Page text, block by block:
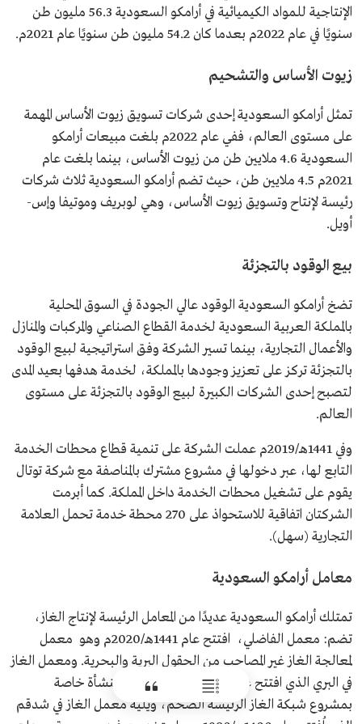
الإنتاجية للمواد الكيميائية في أرامكو السعودية 56.3 مليون طن
سنويًا في عام 2022م بعدما كان 54.2 مليون طن سنويًا عام 2021م.
زيوت الأساس والتشحيم
تمثل أرامكو السعودية إحدى شركات تسويق زيوت الأساس المهمة
على مستوى العالم، ففي عام 2022م بلغت مبيعات أرامكو
السعودية 4.6 ملايين طن من زيوت الأساس، بينما بلغت عام
2021م 4.5 ملايين طن، حيث تضم أرامكو السعودية ثلاث شركات
رئيسة لإنتاح وتسويق زيوت الأساس، وهي لوبريف وموتيفا وإس-
أويل.
بيع الوقود بالتجزئة
تضخ أرامكو السعودية الوقود عالي الجودة في السوق المحلية
بالمملكة العربية السعودية لخدمة القطاع الصناعي والمركبات والمنازل
والأعمال التجارية، بينما تسير الشركة وفق استراتيجية لبيع الوقود
بالتجزئة تركز على تعزيز وجودها بالمملكة، لخدمة هدفها بعيد المدى
لتصبح إحدى الشركات الكبيرة لبيع الوقود بالتجزئة على مستوى
العالم.
وفي 1441هـ/2019م عملت الشركة على تنمية قطاع محطات الخدمة
التابع لها، عبر دخولها في مشروع مشترك بالمناصفة مع شركة توتال
يقوم على تشغيل محطات الخدمة داخل المملكة. كما أبرمت
الشركتان اتفاقية للاستحواذ على 270 محطة خدمة تحمل العلامة
التجارية (سهل).
معامل أرامكو السعودية
تمتلك أرامكو السعودية عديدًا من المعامل الرئيسة لإنتاج الغاز،
تضم: معمل الفاضلي، افتتح عام 1441هـ/2020م وهو معمل
لمعالجة الغاز غير المصاحب من الحقول البرية والبحرية. ومعمل الغاز
في البري الذي افتتح عام 1397هـ/1977م ليكون منشأة خاصة
بمشروع شبكة الغاز الرئيسة الضخم، ويليه معمل الغاز في شدقم